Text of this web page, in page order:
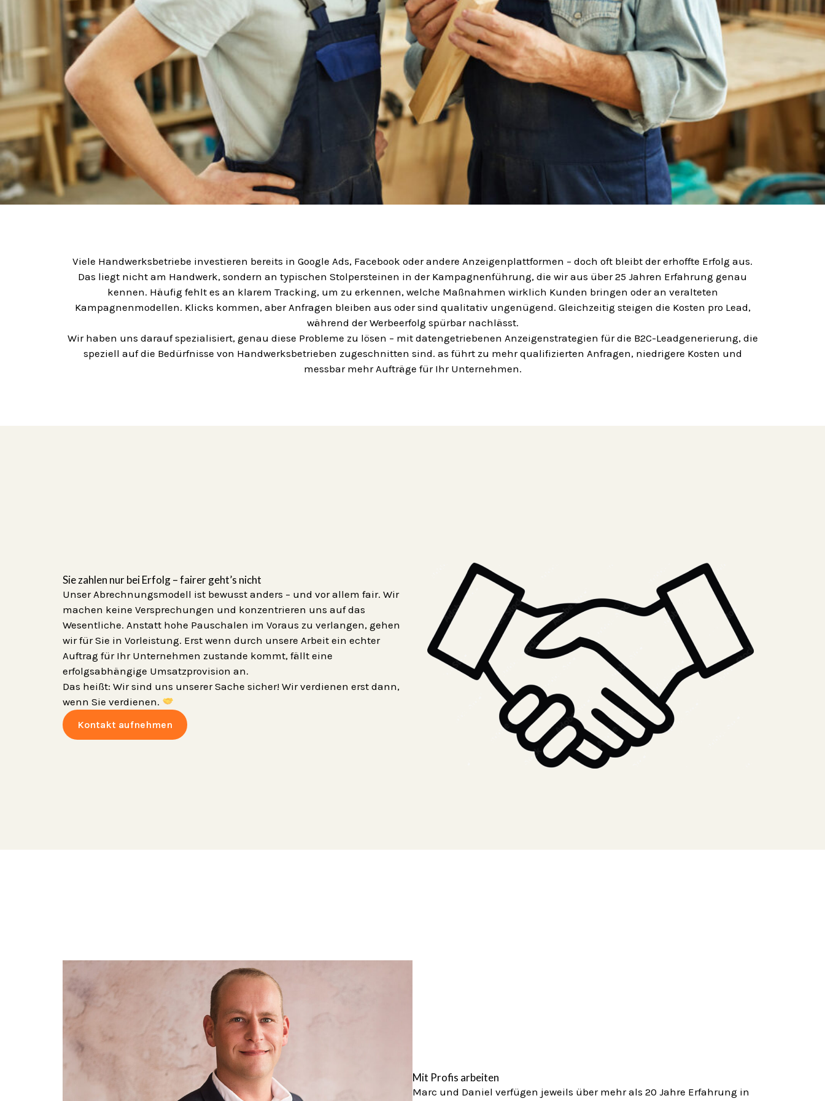
Viele Handwerksbetriebe investieren bereits in Google Ads, Facebook oder andere Anzeigenplattformen – doch oft bleibt der erhoffte Erfolg aus.
Das liegt nicht am Handwerk, sondern an typischen Stolpersteinen in der Kampagnenführung, die wir aus über 25 Jahren Erfahrung genau
kennen. Häufig fehlt es an klarem Tracking, um zu erkennen, welche Maßnahmen wirklich Kunden bringen oder an veralteten
Kampagnenmodellen. Klicks kommen, aber Anfragen bleiben aus oder sind qualitativ ungenügend. Gleichzeitig steigen die Kosten pro Lead,
während der Werbeerfolg spürbar nachlässt.
Wir haben uns darauf spezialisiert, genau diese Probleme zu lösen – mit datengetriebenen Anzeigenstrategien für die B2C-Leadgenerierung, die
speziell auf die Bedürfnisse von Handwerksbetrieben zugeschnitten sind. as führt zu mehr qualifizierten Anfragen, niedrigere Kosten und
messbar mehr Aufträge für Ihr Unternehmen.
Sie zahlen nur bei Erfolg – fairer geht’s nicht
Unser Abrechnungsmodell ist bewusst anders – und vor allem fair. Wir
machen keine Versprechungen und konzentrieren uns auf das
Wesentliche. Anstatt hohe Pauschalen im Voraus zu verlangen, gehen
wir für Sie in Vorleistung. Erst wenn durch unsere Arbeit ein echter
Auftrag für Ihr Unternehmen zustande kommt, fällt eine
erfolgsabhängige Umsatzprovision an.
Das heißt: Wir sind uns unserer Sache sicher! Wir verdienen erst dann,
wenn Sie verdienen.
Kontakt aufnehmen
Mit Profis arbeiten
Marc und Daniel verfügen jeweils über mehr als 20 Jahre Erfahrung in